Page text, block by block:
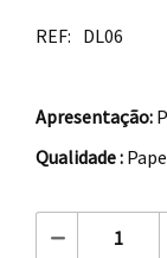
REF: DL06
Apresentação:
Qualidade :